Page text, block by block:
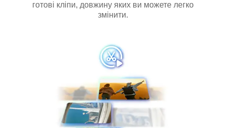
готові кліпи, довжину яких ви можете легко
змінити.